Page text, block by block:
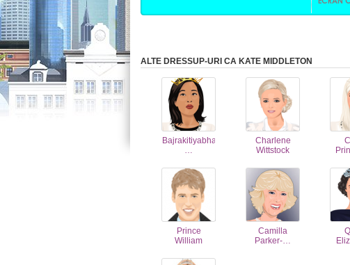
ALTE DRESSUP-URI CA KATE MIDDLETON
Bajrakitiyabha
…
Charlene
Wittstock
Prince
William
Camilla
Parker-…